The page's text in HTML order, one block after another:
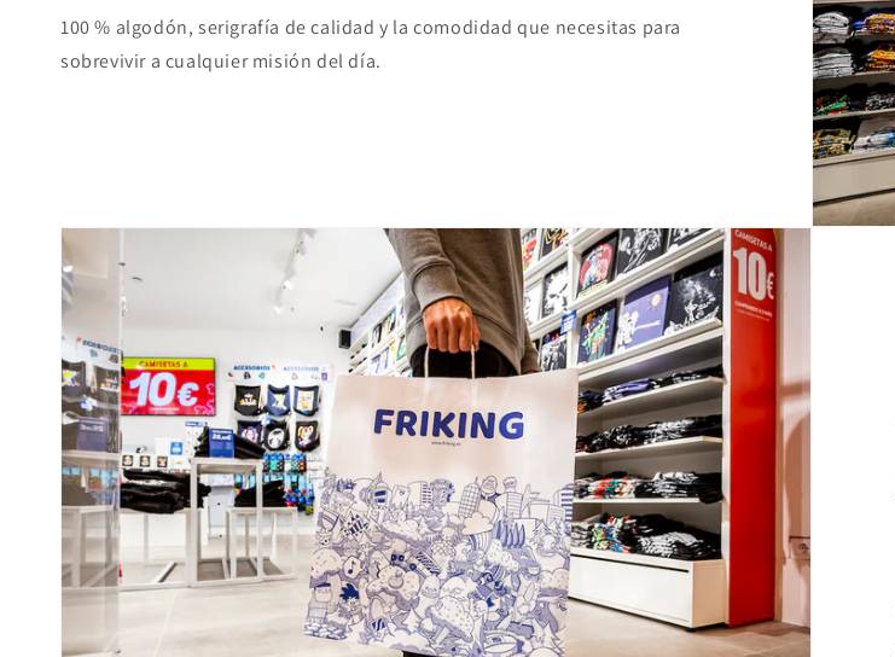
100 % algodón, serigrafía de calidad y la comodidad que necesitas para
sobrevivir a cualquier misión del día.